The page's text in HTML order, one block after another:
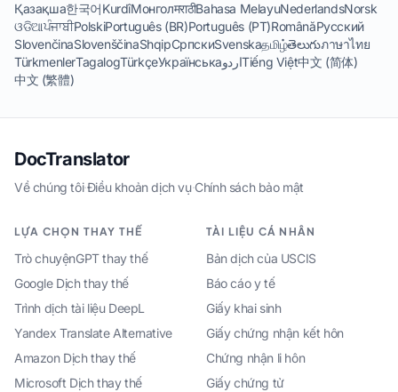
Қазақша한국어KurdîМонголमराठीBahasa MelayuNederlandsNorsk
ଓଡିଆਪੰਜਾਬੀPolskiPortuguês (BR)Português (PT)RomânăРусский
SlovenčinaSlovenščinaShqipСрпскиSvenskaதமிழ்తెలుగుภาษาไทย
TürkmenlerTagalogTürkçeУкраїнськаاردوTiếng Việt中文 (简体)
中文 (繁體)
DocTranslator
Về chúng tôi·Điều khoản dịch vụ·Chính sách bảo mật
LỰA CHỌN THAY THẾ
Trò chuyệnGPT thay thế
Google Dịch thay thế
Trình dịch tài liệu DeepL
Yandex Translate Alternative
Amazon Dịch thay thế
Microsoft Dịch thay thế
TÀI LIỆU CÁ NHÂN
Bản dịch của USCIS
Báo cáo y tế
Giấy khai sinh
Giấy chứng nhận kết hôn
Chứng nhận li hôn
Giấy chứng tử